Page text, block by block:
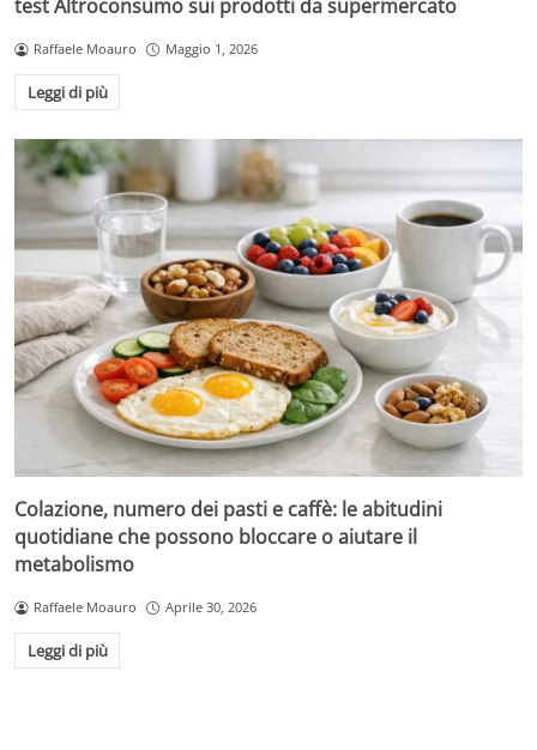
test Altroconsumo sui prodotti da supermercato
Raffaele Moauro Maggio 1, 2026
Leggi di più
Colazione, numero dei pasti e caffè: le abitudini
quotidiane che possono bloccare o aiutare il
metabolismo
Raffaele Moauro Aprile 30, 2026
Leggi di più